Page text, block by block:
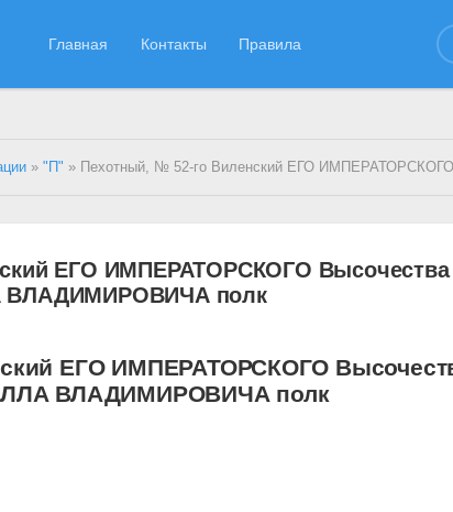
Главная Контакты Правила
»"П" » Пехотный, № 52-го Виленский ЕГО ИМПЕРАТОРСКОГО Высочества Великого Князя КИРИЛЛА
ЕГО ИМПЕРАТОРСКОГО Высочества
ВЛАДИМИРОВИЧА полк
ЕГО ИМПЕРАТОРСКОГО
ВЛАДИМИРОВИЧА полк